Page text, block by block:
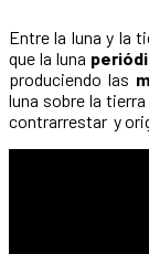
Entre la luna y la
que la luna
produciendo las
luna sobre la tierra
contrarrestar y